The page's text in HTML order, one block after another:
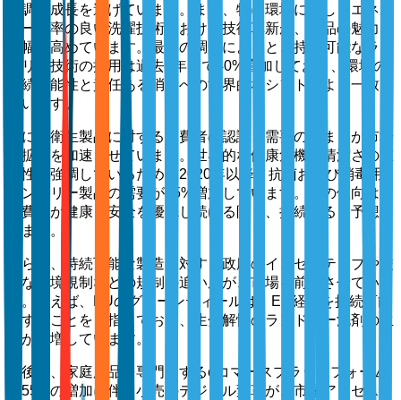
堅調な成長を遂げています。まず、特に環境に優しくエネル
ギー効率の良い洗濯技術における技術革新が、製品の魅力を
大幅に高めています。最近の調査によると、持続可能なラン
ドリー技術の採用は過去3年間で40%増加しており、環境の
持続可能性と責任ある消費への世界的なシフトとよく一致し
ています。
次に、衛生製品に対する消費者の認識と需要の高まりが市場
の拡大を加速させています。世界的な健康危機が清潔さの重
要性を強調しているため、2020年以降、抗菌および消毒用
ランドリー製品の需要が25%増加しています。この傾向は、
消費者が健康と安全を優先し続ける限り、持続すると予想さ
れます。
さらに、持続可能な製造に対する政府のインセンティブや厳
格な環境規制などの規制の追い風が、市場を前進させていま
す。例えば、EUのグリーンディールは、EU経済を持続可能
にすることを目指しており、生分解性のランドリー洗剤の生
産が急増しています。
最後に、家庭用品を専門とするeコマースプラットフォーム
の55%の増加に伴う小売のデジタル変革が、市場アクセスと